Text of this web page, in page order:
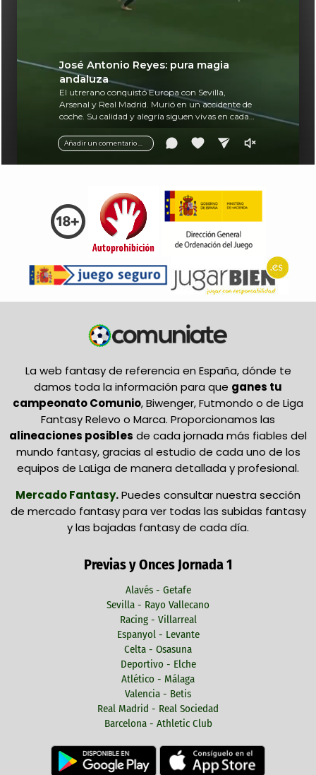
Añadir un comentario ...
José Antonio Reyes: pura magia
andaluza
El utrerano conquistó Europa con Sevilla,
Arsenal y Real Madrid. Murió en un accidente de
coche. Su calidad y alegría siguen vivas en cada
La web fantasy de referencia en España, dónde te
damos toda la información para que ganes tu
campeonato Comunio, Biwenger, Futmondo o de Liga
Fantasy Relevo o Marca. Proporcionamos las
alineaciones posibles de cada jornada más fiables del
mundo fantasy, gracias al estudio de cada uno de los
equipos de LaLiga de manera detallada y profesional.
Mercado Fantasy.Puedes consultar nuestra sección
de mercado fantasy para ver todas las subidas fantasy
y las bajadas fantasy de cada día.
Previas y Onces Jornada 1
Alavés - Getafe
Sevilla - Rayo Vallecano
Racing - Villarreal
Espanyol - Levante
Celta - Osasuna
Deportivo - Elche
Atlético - Málaga
Valencia - Betis
Real Madrid - Real Sociedad
Barcelona - Athletic Club